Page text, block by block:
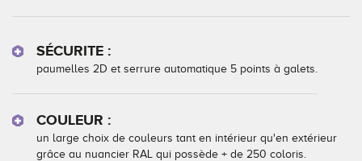
SÉCURITE :
paumelles 2D et serrure automatique 5 points à galets.
COULEUR :
un large choix de couleurs tant en intérieur qu'en extérieur
grâce au nuancier RAL qui possède + de 250 coloris.